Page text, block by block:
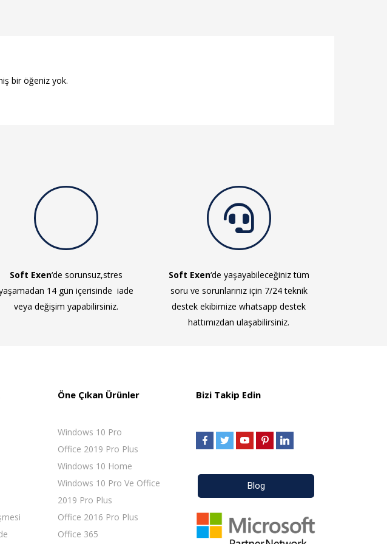
bir öğeniz yok.
Soft Exen‘de sorunsuz,stres
14 gün içerisinde iade
veya değişim yapabilirsiniz.
Soft Exen‘de yaşayabileceğiniz tüm
soru ve sorunlarınız için 7/24 teknik
destek ekibimize whatsapp destek
hattımızdan ulaşabilirsiniz.
Öne Çıkan Ürünler
Windows 10 Pro
Office 2019 Pro Plus
Windows 10 Home
Windows 10 Pro Ve Office
2019 Pro Plus
Office 2016 Pro Plus
Office 365
Bizi Takip Edin
Blog